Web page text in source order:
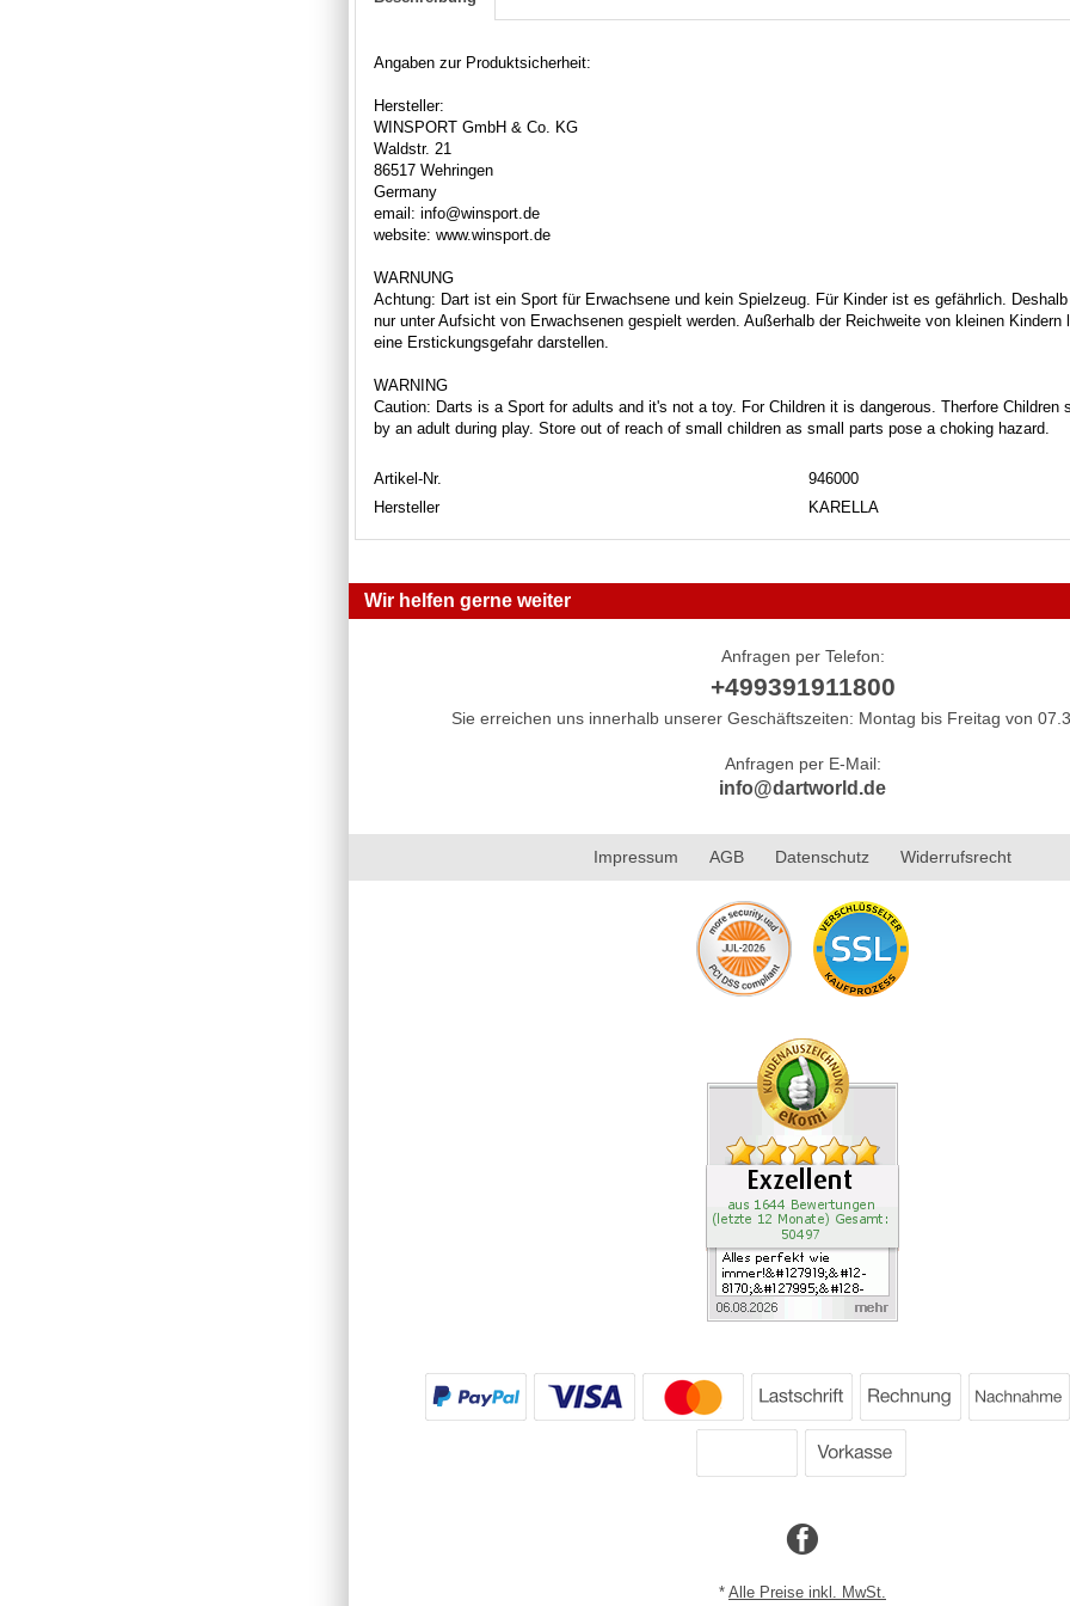
Angaben zur Produktsicherheit:
Hersteller:
WINSPORT GmbH & Co. KG
Waldstr. 21
86517 Wehringen
Germany
email: info@winsport.de
website: www.winsport.de
WARNUNG
Achtung: Dart ist ein Sport für Erwachsene und kein Spielzeug. Für Kinder ist es gefährlich.
nur unter Aufsicht von Erwachsenen gespielt werden. Außerhalb der Reichweite von kleinen Kindern
eine Erstickungsgefahr darstellen.
WARNING
Caution: Darts is a Sport for adults and it's not a toy. For Children it is dangerous. Therfore Children
by an adult during play. Store out of reach of small children as small parts pose a choking hazard.
Artikel-Nr.
946000
Hersteller
KARELLA
Wir helfen gerne weiter
Anfragen per Telefon:
+499391911800
Sie erreichen uns innerhalb unserer Geschäftszeiten: Montag bis Freitag von
Anfragen per E-Mail:
info@dartworld.de
Impressum AGB Datenschutz Widerrufsrecht
* Alle Preise inkl. MwSt.